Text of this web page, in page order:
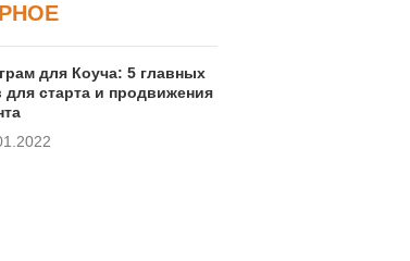
FERMI
методика
в 5 главных
для Коуча: 5 главных
для старта и продвижения